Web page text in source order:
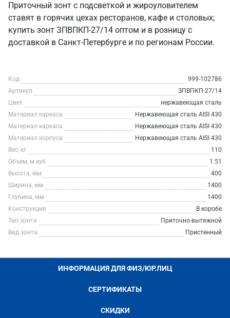
Приточный зонт с подсветкой и жироуловителем
ставят в горячих цехах ресторанов, кафе и столовых;
купить зонт ЗПВПКП-27/14 оптом и в розницу с
доставкой в Санкт‑Петербурге и по регионам России.
Код
999-102786
Артикул
ЗПВПКП-27/14
Цвет
нержавеющая сталь
Материал каркаса
Нержавеющая сталь AISI 430
Материал каркаса
Нержавеющая сталь AISI 430
Материал корпуса
Нержавеющая сталь AISI 430
Вес, кг
110
Объем, м.куб
1.51
Высота, мм
400
Ширина, мм
1400
Глубина, мм
1400
Конструкция
В коробе
Тип зонта
Приточно-вытяжной
Вид зонта
Пристенный
ИНФОРМАЦИЯ ДЛЯ ФИЗ/ЮР.ЛИЦ
СЕРТИФИКАТЫ
СКИДКИ